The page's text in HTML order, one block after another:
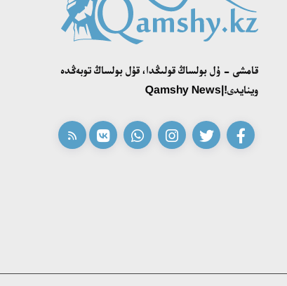
قامشى - ۇل بولساڭ قولىڭدا، قۇل بولساڭ توبەڭدە
وينايدى!|Qamshy News